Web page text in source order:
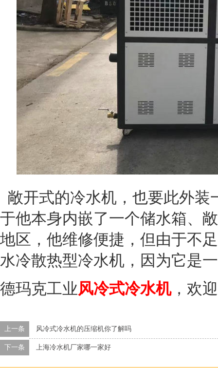
敞开式的冷水机，也要此外
于他本身内嵌了一个储水箱、
地区，他维修便捷，但由于不
水冷散热型冷水机，因为它是
德玛克工业风冷式冷水机，欢
上一条 风冷式冷水机的压缩机你了解吗
下一条 上海冷水机厂家哪一家好